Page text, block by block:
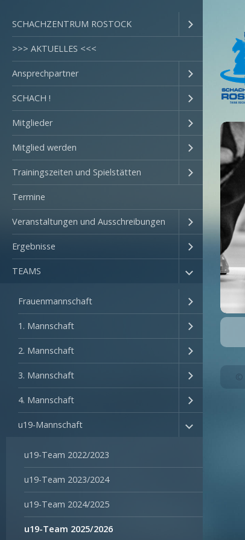
SCHACHZENTRUM ROSTOCK
>>> AKTUELLES <<<
Ansprechpartner
SCHACH !
Mitglieder
Mitglied werden
Trainingszeiten und Spielstätten
Termine
Veranstaltungen und Ausschreibungen
Ergebnisse
TEAMS
Frauenmannschaft
1. Mannschaft
2. Mannschaft
3. Mannschaft
4. Mannschaft
u19-Mannschaft
u19-Team 2022/2023
u19-Team 2023/2024
u19-Team 2024/2025
u19-Team 2025/2026